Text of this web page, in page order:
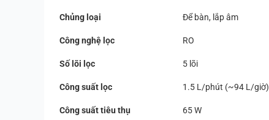
Chủng loại Để bàn, lắp âm
Công nghệ lọc RO
Số lõi lọc 5 lõi
Công suất lọc 1.5 L/phút (~94 L/giờ)
Công suất tiêu thụ 65 W